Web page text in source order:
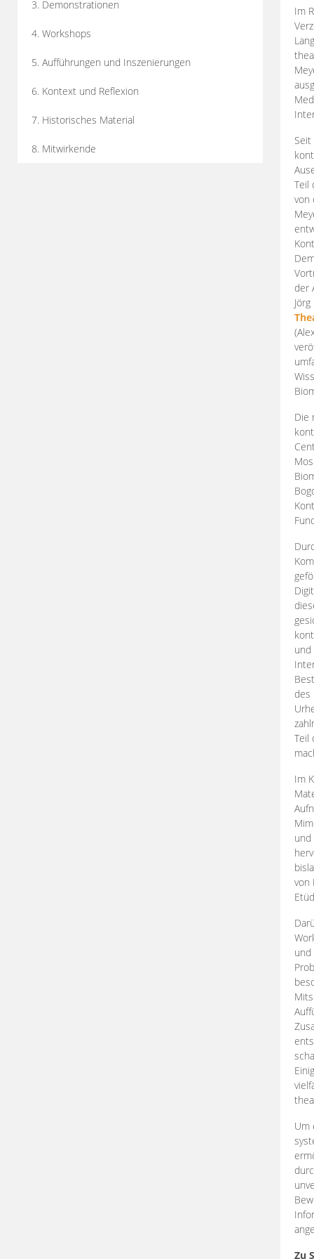
3. Demonstrationen
4. Workshops
5. Aufführungen und Inszenierungen
6. Kontext und Reflexion
7. Historisches Material
8. Mitwirkende
Im
Teil
von
der
Die
des
Teil
Im
und
von
und
Um
Zu